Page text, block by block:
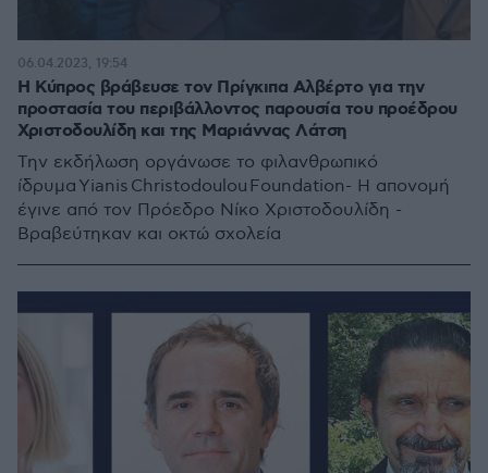
Η Κύπρος βράβευσε τον Πρίγκιπα Αλβέρτο για την
προστασία του περιβάλλοντος παρουσία του προέδρου
Χριστοδουλίδη και της Μαριάννας Λάτση
Την εκδήλωση οργάνωσε το φιλανθρωπικό
ίδρυμα Yianis Christodoulou Foundation- Η απονομή
έγινε από τον Πρόεδρο Νίκο Χριστοδουλίδη -
Βραβεύτηκαν και οκτώ σχολεία
06.04.2023, 19:54